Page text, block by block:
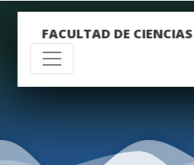
FACULTAD DE